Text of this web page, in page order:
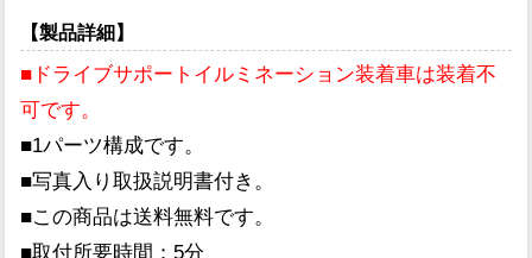
【製品詳細】
■ドライブサポートイルミネーション装着車は装着不
可です。
■1パーツ構成です。
■写真入り取扱説明書付き。
■この商品は送料無料です。
■取付所要時間：5分